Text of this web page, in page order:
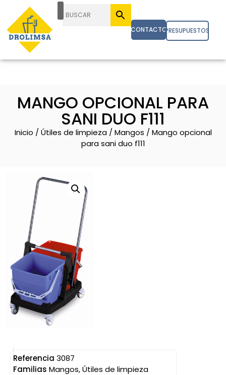
CONTACTOPRESUPUESTOS
MANGO OPCIONAL PARA
SANI DUO F111
Inicio / Útiles de limpieza/ Mangos / Mango opcional
para sani duo f111
Referencia 3087
Familias Mangos,Útiles de limpieza